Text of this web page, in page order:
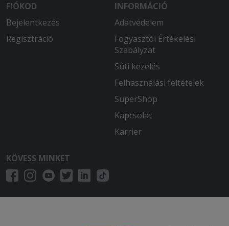
FIÓKOD
Bejelentkezés
Regisztráció
INFORMÁCIÓ
Adatvédelem
Fogyasztói Értékelési
Szabályzat
Süti kezelés
Felhasználási feltételek
SuperShop
Kapcsolat
Karrier
KÖVESS MINKET